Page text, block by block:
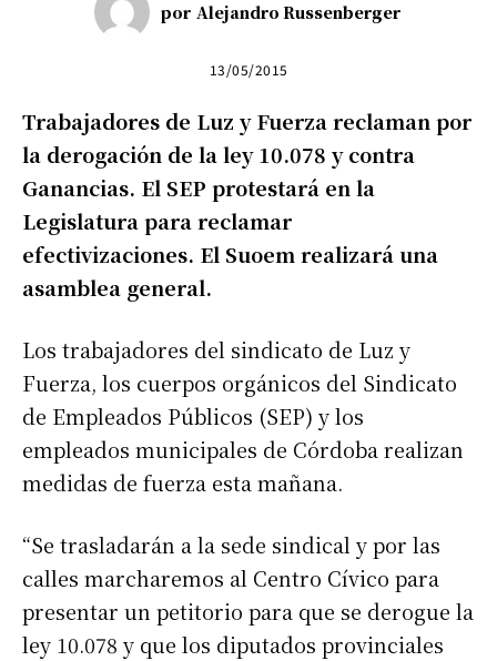
por Alejandro Russenberger
13/05/2015
Trabajadores de Luz y Fuerza reclaman por
la derogación de la ley 10.078 y contra
Ganancias. El SEP protestará en la
Legislatura para reclamar
efectivizaciones. El Suoem realizará una
asamblea general.
Los trabajadores del sindicato de Luz y
Fuerza, los cuerpos orgánicos del Sindicato
de Empleados Públicos (SEP) y los
empleados municipales de Córdoba realizan
medidas de fuerza esta mañana.
“Se trasladarán a la sede sindical y por las
calles marcharemos al Centro Cívico para
presentar un petitorio para que se derogue la
ley 10.078 y que los diputados provinciales